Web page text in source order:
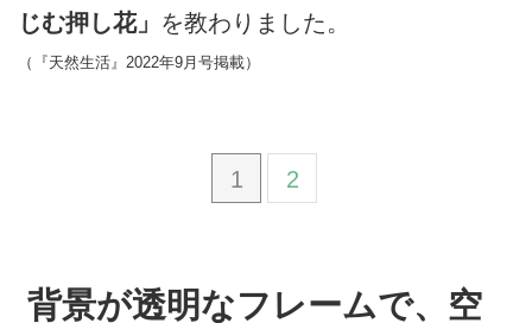
じむ押し花」 を教わりました。
（『天然生活』2022年9月号掲載）
1 2
背景が透明なフレームで、空